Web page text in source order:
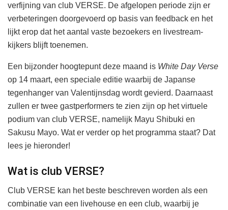
verfijning van club VERSE. De afgelopen periode zijn er
verbeteringen doorgevoerd op basis van feedback en het
lijkt erop dat het aantal vaste bezoekers en livestream-
kijkers blijft toenemen.
Een bijzonder hoogtepunt deze maand is White Day Verse
op 14 maart, een speciale editie waarbij de Japanse
tegenhanger van Valentijnsdag wordt gevierd. Daarnaast
zullen er twee gastperformers te zien zijn op het virtuele
podium van club VERSE, namelijk Mayu Shibuki en
Sakusu Mayo. Wat er verder op het programma staat? Dat
lees je hieronder!
Wat is club VERSE?
Club VERSE kan het beste beschreven worden als een
combinatie van een livehouse en een club, waarbij je